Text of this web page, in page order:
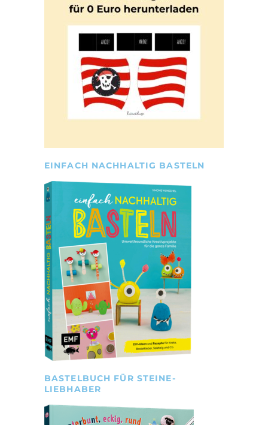
EINFACH NACHHALTIG BASTELN
BASTELBUCH FÜR STEINE-
LIEBHABER